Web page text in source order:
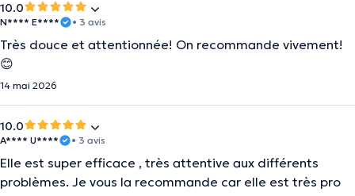
10.0
N**** E**** • 3 avis
Très douce et attentionnée! On recommande vivement!
😊
14 mai 2026
10.0
A**** U**** • 3 avis
Elle est super efficace , très attentive aux différents
problèmes. Je vous la recommande car elle est très pro